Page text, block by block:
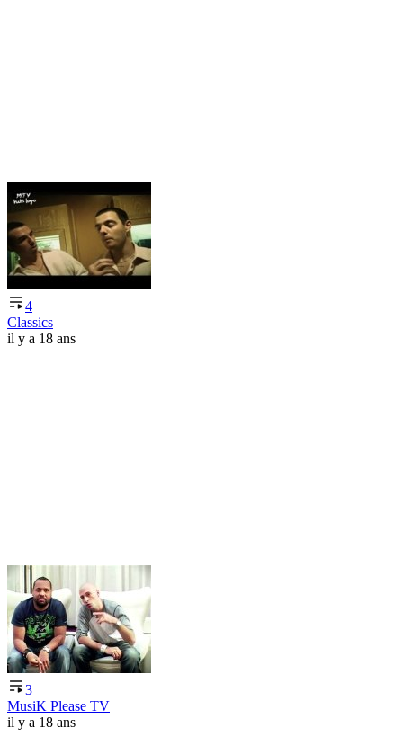
4
Classics
il y a 18 ans
3
MusiK Please TV
il y a 18 ans